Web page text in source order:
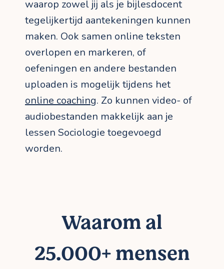
waarop zowel jij als je bijlesdocent
tegelijkertijd aantekeningen kunnen
maken. Ook samen online teksten
overlopen en markeren, of
oefeningen en andere bestanden
uploaden is mogelijk tijdens het
online coaching. Zo kunnen video- of
audiobestanden makkelijk aan je
lessen Sociologie toegevoegd
worden.
Waarom al
25.000+ mensen